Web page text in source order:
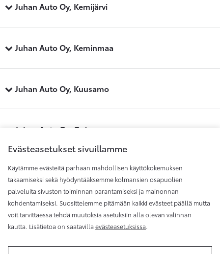
Juhan Auto Oy, Kemijärvi
Juhan Auto Oy, Keminmaa
Juhan Auto Oy, Kuusamo
Juhan Auto Oy, Oulu
Juhan Auto Oy, Raahe
Juhan Auto Oy, Rovaniemi
Evästeasetukset sivuillamme
Käytämme evästeitä parhaan mahdollisen käyttökokemuksen
takaamiseksi sekä hyödyntääksemme kolmansien osapuolien
palveluita sivuston toiminnan parantamiseksi ja mainonnan
kohdentamiseksi. Suosittelemme pitämään kaikki evästeet päällä mutta
voit tarvittaessa tehdä muutoksia asetuksiin alla olevan valinnan
kautta. Lisätietoa on saatavilla evästeasetuksissa.